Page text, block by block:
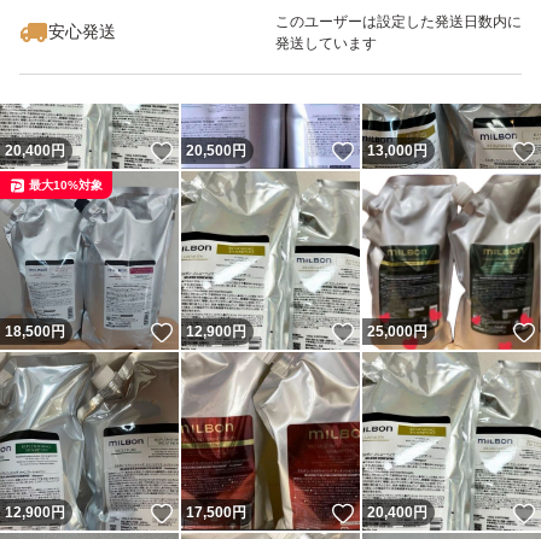
安心発送
このユーザーは設定した発送日数内に
発送しています
20,400円 いいね！
20,500円 いいね！
13,000円
18,500円 いいね！
最大10%対象
12,900円 いいね！
25,000円
12,900円 いいね！
17,500円 いいね！
20,400円